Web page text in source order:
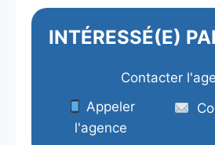
INTÉRESSÉ(E)
Contacter
Appeler
l'agence